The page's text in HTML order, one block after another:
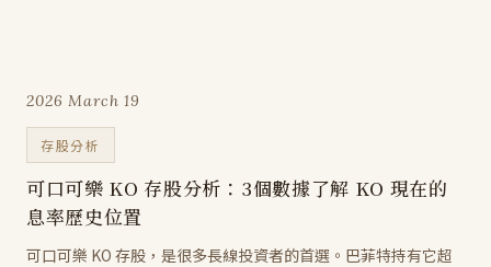
2026 March 19
存股分析
可口可樂 KO 存股分析：3個數據了解 KO 現在的
息率歷史位置
可口可樂 KO 存股，是很多長線投資者的首選。巴菲特持有它超